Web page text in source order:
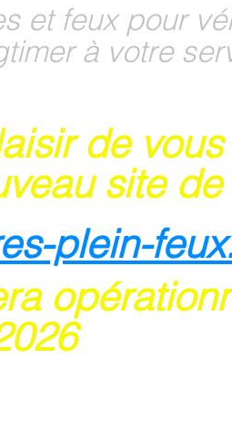
et feux pour
à votre
de
site
plein-
6